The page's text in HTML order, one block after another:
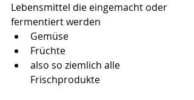
Lebensmittel die eingemacht oder
fermentiert werden
Gemüse
Früchte
also so ziemlich alle
Frischprodukte